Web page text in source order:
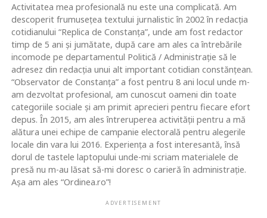
Activitatea mea profesională nu este una complicată. Am
descoperit frumusețea textului jurnalistic în 2002 în redacția
cotidianului “Replica de Constanța”, unde am fost redactor
timp de 5 ani și jumătate, după care am ales ca întrebările
incomode pe departamentul Politică / Administrație să le
adresez din redacția unui alt important cotidian constănțean.
“Observator de Constanța” a fost pentru 8 ani locul unde m-
am dezvoltat profesional, am cunoscut oameni din toate
categoriile sociale și am primit aprecieri pentru fiecare efort
depus. În 2015, am ales întreruperea activității pentru a mă
alătura unei echipe de campanie electorală pentru alegerile
locale din vara lui 2016. Experiența a fost interesantă, însă
dorul de tastele laptopului unde-mi scriam materialele de
presă nu m-au lăsat să-mi doresc o carieră în administrație.
Așa am ales “Ordinea.ro”!
ADVERTISEMENT